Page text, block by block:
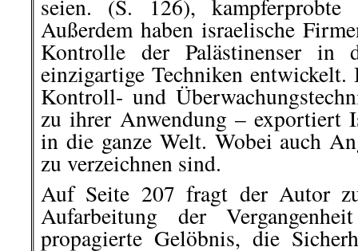
seien. (S. 126), kampferprobte
Außerdem haben israelische
Kontrolle der Palästinenser in
einzigartige Techniken
Kontroll- und
zu ihrer Anwendung – exportiert
in die ganze Welt. Wobei auch
zu verzeichnen sind.
Auf Seite 207 fragt der Autor
Aufarbeitung der
propagierte Gelöbnis, die